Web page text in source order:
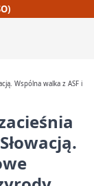
Wspólna walka z ASF i